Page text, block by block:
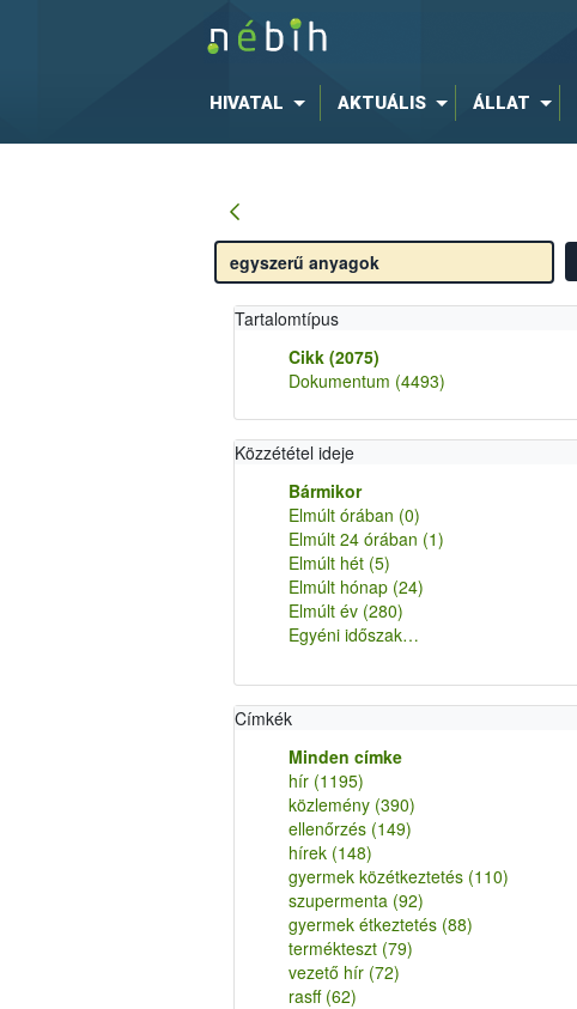
HIVATAL AKTUÁLIS ÁLLAT
Tartalomtípus
Cikk (2075)
Dokumentum (4493)
Közzététel ideje
Bármikor
Elmúlt órában (0)
Elmúlt 24 órában (1)
Elmúlt hét (5)
Elmúlt hónap (24)
Elmúlt év (280)
Egyéni időszak…
Címkék
Minden címke
hír (1195)
közlemény (390)
ellenőrzés (149)
hírek (148)
gyermek közétkeztetés (110)
szupermenta (92)
gyermek étkeztetés (88)
termékteszt (79)
vezető hír (72)
rasff (62)